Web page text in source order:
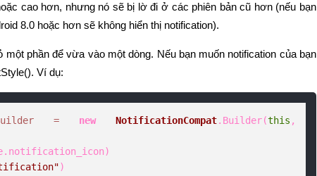
cao hơn, nhưng nó sẽ bị lờ đi ở các phiên bản cũ hơn (nếu bạn
8.0 hoặc hơn sẽ không hiển thị notification).
một phần để vừa vào một dòng. Nếu bạn muốn notification của bạn
Ví dụ:
= new NotificationCompat.Builder(this ,
)